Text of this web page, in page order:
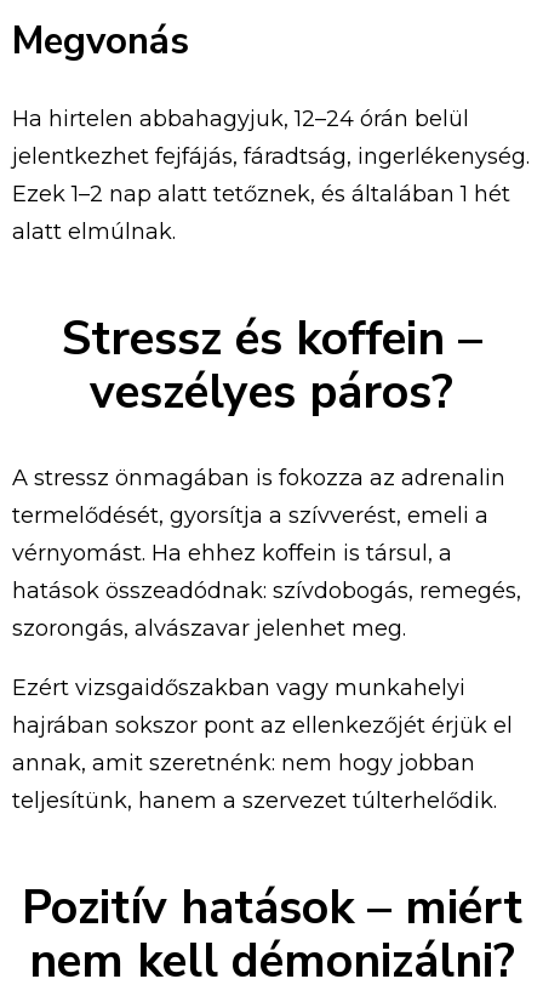
Megvonás
Ha hirtelen abbahagyjuk, 12–24 órán belül
jelentkezhet fejfájás, fáradtság, ingerlékenység.
Ezek 1–2 nap alatt tetőznek, és általában 1 hét
alatt elmúlnak.
Stressz és koffein –
veszélyes páros?
A stressz önmagában is fokozza az adrenalin
termelődését, gyorsítja a szívverést, emeli a
vérnyomást. Ha ehhez koffein is társul, a
hatások összeadódnak: szívdobogás, remegés,
szorongás, alvászavar jelenhet meg.
Ezért vizsgaidőszakban vagy munkahelyi
hajrában sokszor pont az ellenkezőjét érjük el
annak, amit szeretnénk: nem hogy jobban
teljesítünk, hanem a szervezet túlterhelődik.
Pozitív hatások – miért
nem kell démonizálni?